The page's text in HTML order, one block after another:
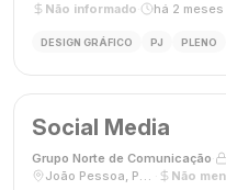
Não informado
há 2 meses
DESIGN GRÁFICO PJ PLENO
Social Media
Grupo Norte de Comunicação
João Pessoa, Paraíba, Brasil
Não